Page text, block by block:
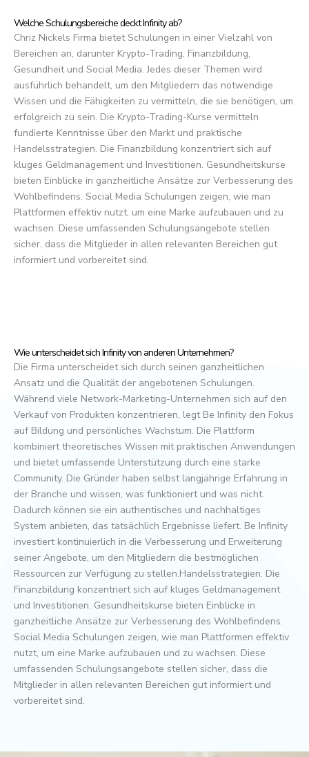
Welche Schulungsbereiche deckt Infinity ab?
Chriz Nickels Firma bietet Schulungen in einer Vielzahl von
Bereichen an, darunter Krypto-Trading, Finanzbildung,
Gesundheit und Social Media. Jedes dieser Themen wird
ausführlich behandelt, um den Mitgliedern das notwendige
Wissen und die Fähigkeiten zu vermitteln, die sie benötigen, um
erfolgreich zu sein. Die Krypto-Trading-Kurse vermitteln
fundierte Kenntnisse über den Markt und praktische
Handelsstrategien. Die Finanzbildung konzentriert sich auf
kluges Geldmanagement und Investitionen. Gesundheitskurse
bieten Einblicke in ganzheitliche Ansätze zur Verbesserung des
Wohlbefindens. Social Media Schulungen zeigen, wie man
Plattformen effektiv nutzt, um eine Marke aufzubauen und zu
wachsen. Diese umfassenden Schulungsangebote stellen
sicher, dass die Mitglieder in allen relevanten Bereichen gut
informiert und vorbereitet sind.
Wie unterscheidet sich Infinity von anderen Unternehmen?
Die Firma unterscheidet sich durch seinen ganzheitlichen
Ansatz und die Qualität der angebotenen Schulungen.
Während viele Network-Marketing-Unternehmen sich auf den
Verkauf von Produkten konzentrieren, legt Be Infinity den Fokus
auf Bildung und persönliches Wachstum. Die Plattform
kombiniert theoretisches Wissen mit praktischen Anwendungen
und bietet umfassende Unterstützung durch eine starke
Community. Die Gründer haben selbst langjährige Erfahrung in
der Branche und wissen, was funktioniert und was nicht.
Dadurch können sie ein authentisches und nachhaltiges
System anbieten, das tatsächlich Ergebnisse liefert. Be Infinity
investiert kontinuierlich in die Verbesserung und Erweiterung
seiner Angebote, um den Mitgliedern die bestmöglichen
Ressourcen zur Verfügung zu stellen.Handelsstrategien. Die
Finanzbildung konzentriert sich auf kluges Geldmanagement
und Investitionen. Gesundheitskurse bieten Einblicke in
ganzheitliche Ansätze zur Verbesserung des Wohlbefindens.
Social Media Schulungen zeigen, wie man Plattformen effektiv
nutzt, um eine Marke aufzubauen und zu wachsen. Diese
umfassenden Schulungsangebote stellen sicher, dass die
Mitglieder in allen relevanten Bereichen gut informiert und
vorbereitet sind.